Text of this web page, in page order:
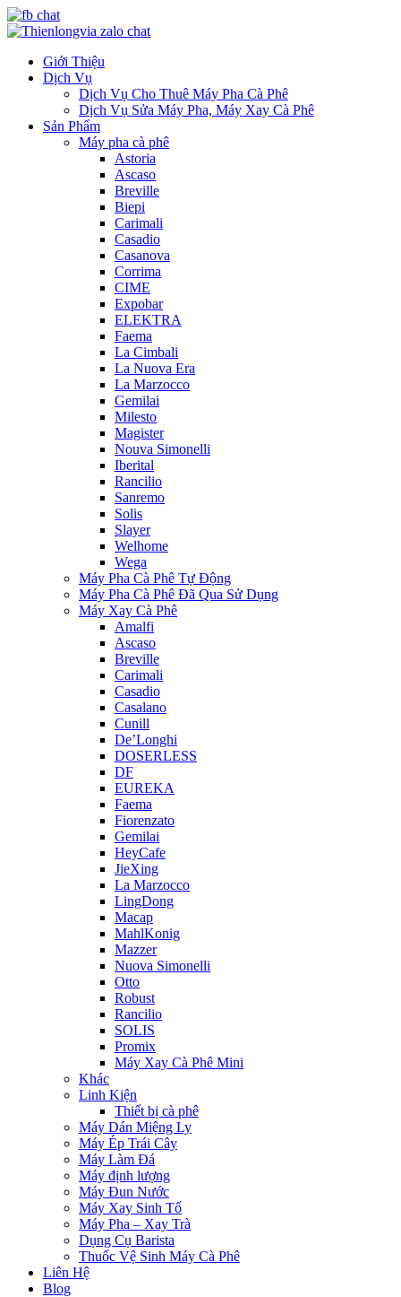
Giới Thiệu
Dịch Vụ
Dịch Vụ Cho Thuê Máy Pha Cà Phê
Dịch Vụ Sửa Máy Pha, Máy Xay Cà Phê
Sản Phẩm
Máy pha cà phê
Astoria
Ascaso
Breville
Biepi
Carimali
Casadio
Casanova
Corrima
CIME
Expobar
ELEKTRA
Faema
La Cimbali
La Nuova Era
La Marzocco
Gemilai
Milesto
Magister
Nouva Simonelli
Iberital
Rancilio
Sanremo
Solis
Slayer
Welhome
Wega
Máy Pha Cà Phê Tự Động
Máy Pha Cà Phê Đã Qua Sử Dụng
Máy Xay Cà Phê
Amalfi
Ascaso
Breville
Carimali
Casadio
Casalano
Cunill
De’Longhi
DOSERLESS
DF
EUREKA
Faema
Fiorenzato
Gemilai
HeyCafe
JieXing
La Marzocco
LingDong
Macap
MahlKonig
Mazzer
Nuova Simonelli
Otto
Robust
Rancilio
SOLIS
Promix
Máy Xay Cà Phê Mini
Khác
Linh Kiện
Thiết bị cà phê
Máy Dán Miệng Ly
Máy Ép Trái Cây
Máy Làm Đá
Máy định lượng
Máy Đun Nước
Máy Xay Sinh Tố
Máy Pha – Xay Trà
Dụng Cụ Barista
Thuốc Vệ Sinh Máy Cà Phê
Liên Hệ
Blog